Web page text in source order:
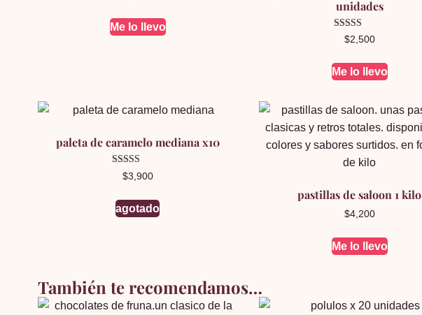
Me lo llevo
unidades
Valorado en
5.00
$2,500
Me lo llevo
paleta de caramelo mediana x10
Valorado en
5.00
$3,900
agotado
pastillas de saloon 1 kilo
$4,200
Me lo llevo
También te recomendamos…